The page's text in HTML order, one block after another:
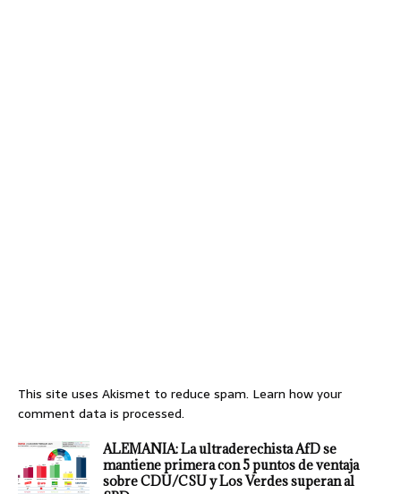
This site uses Akismet to reduce spam. Learn how your
comment data is processed.
ALEMANIA: La ultraderechista AfD se
mantiene primera con 5 puntos de ventaja
sobre CDU/CSU y Los Verdes superan al